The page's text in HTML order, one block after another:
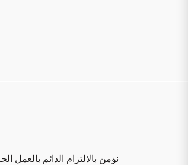
نؤمن بالالتزام الدائم بالعمل